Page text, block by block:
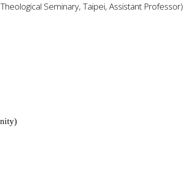
Seminary, Taipei, Assistant Professor)